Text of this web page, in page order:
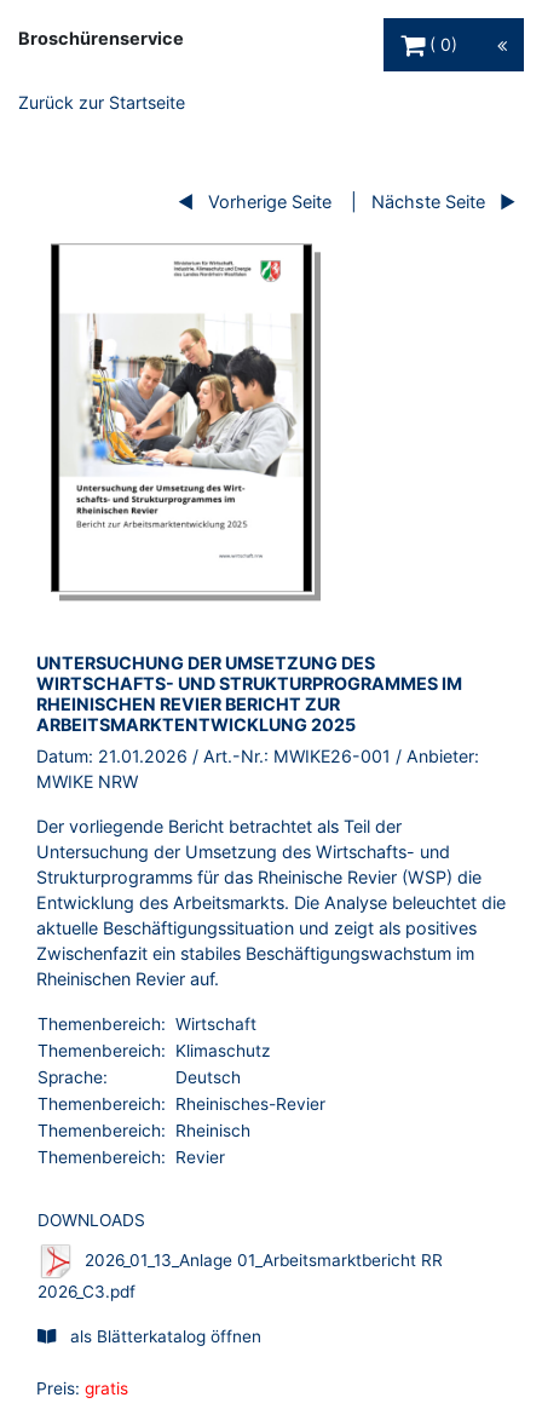
Broschürenservice
0
Zurück zur Startseite
Vorherige Seite Nächste Seite
BROSCHÜRE:
UNTERSUCHUNG DER UMSETZUNG DES
WIRTSCHAFTS- UND STRUKTURPROGRAMMES IM
RHEINISCHEN REVIER BERICHT ZUR
ARBEITSMARKTENTWICKLUNG 2025
Datum: 21.01.2026 / Art.-Nr.: MWIKE26-001 / Anbieter:
MWIKE NRW
Der vorliegende Bericht betrachtet als Teil der
Untersuchung der Umsetzung des Wirtschafts- und
Strukturprogramms für das Rheinische Revier (WSP) die
Entwicklung des Arbeitsmarkts. Die Analyse beleuchtet die
aktuelle Beschäftigungssituation und zeigt als positives
Zwischenfazit ein stabiles Beschäftigungswachstum im
Rheinischen Revier auf.
Themenbereich: Wirtschaft
Themenbereich:
Klimaschutz
Sprache:
Deutsch
Themenbereich:
Rheinisches-Revier
Themenbereich:
Rheinisch
Themenbereich:
Revier
DOWNLOADS
2026_01_13_Anlage 01_Arbeitsmarktbericht RR
2026_C3.pdf
als Blätterkatalog öffnen
Preis: gratis